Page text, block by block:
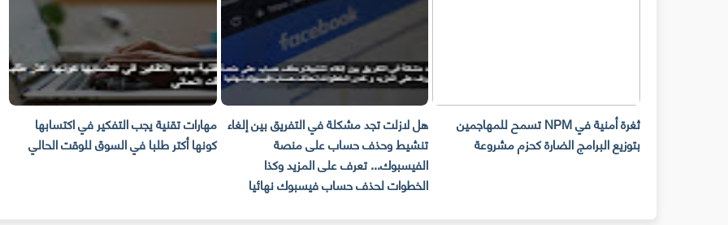
ثغرة أمنية في NPM تسمح للمهاجمين
بتوزيع البرامج الضارة كحزم مشروعة
هل لازلت تجد مشكلة في التفريق بين إلغاء
تنشيط وحذف حساب على منصة
الفيسبوك... تعرف على المزيد وكذا
الخطوات لحذف حساب فيسبوك نهائيا
مهارات تقنية يجب التفكير في اكتسابها
كونها أكتر طلبا في السوق للوقت الحالي